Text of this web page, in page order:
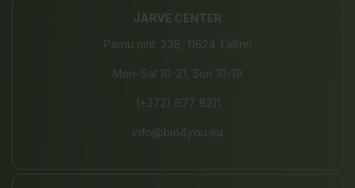
JÄRVE CENTER
Pärnu mnt. 238, 11624 Tallinn
Mon-Sat 10-21, Sun 10-19
(+372) 677 8211
info@bio4you.eu